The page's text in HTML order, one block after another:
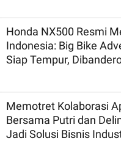
Honda NX500 Resmi
Indonesia: Big Bike
Siap Tempur,
Memotret Kolaborasi
Bersama Putri dan
Jadi Solusi Bisnis